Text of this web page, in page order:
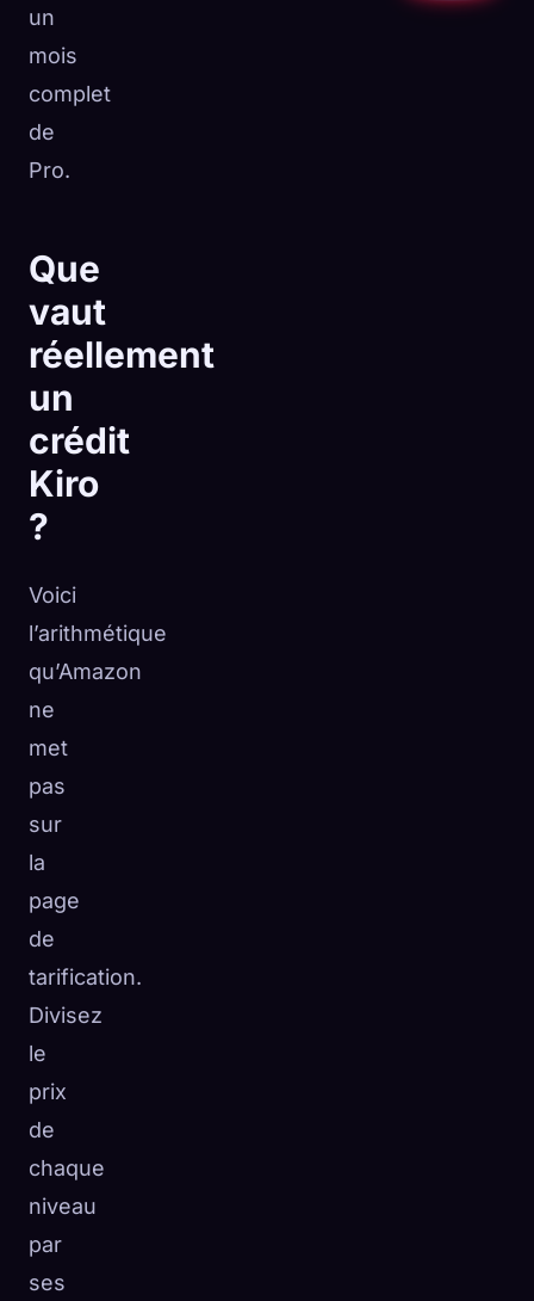
un
mois
complet
de
Pro.
Que
vaut
réellement
un
crédit
Kiro
?
Voici
l’arithmétique
qu’Amazon
ne
met
pas
sur
la
page
de
tarification.
Divisez
le
prix
de
chaque
niveau
par
ses